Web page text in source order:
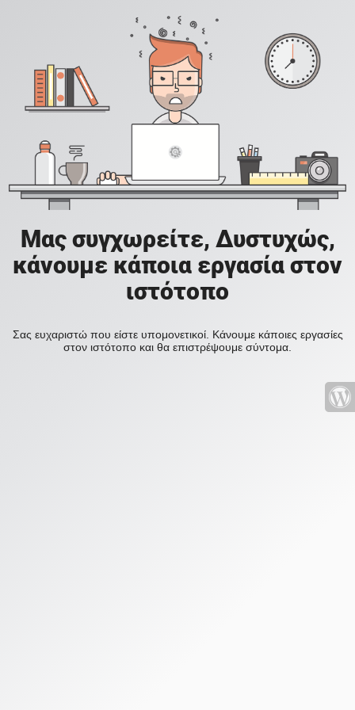
Μας συγχωρείτε, Δυστυχώς,
κάνουμε κάποια εργασία στον
ιστότοπο
Σας ευχαριστώ που είστε υπομονετικοί. Κάνουμε κάποιες εργασίες
στον ιστότοπο και θα επιστρέψουμε σύντομα.